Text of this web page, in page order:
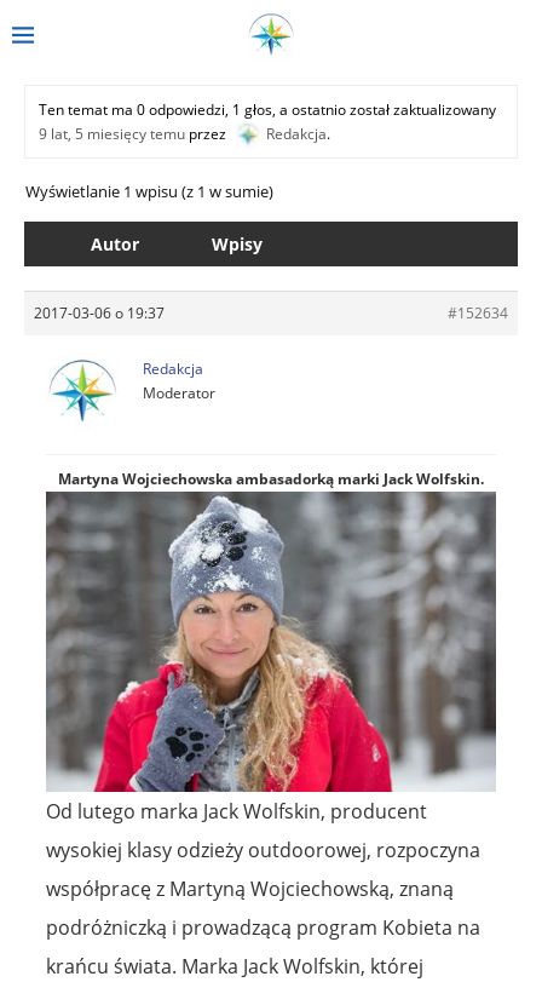
Ten temat ma 0 odpowiedzi, 1 głos, a ostatnio został zaktualizowany
9 lat, 5 miesięcy temu przez Redakcja.
Wyświetlanie 1 wpisu (z 1 w sumie)
Autor Wpisy
2017-03-06 o 19:37 #152634
Redakcja
Moderator
Martyna Wojciechowska ambasadorką marki Jack Wolfskin.
Od lutego marka Jack Wolfskin, producent
wysokiej klasy odzieży outdoorowej, rozpoczyna
współpracę z Martyną Wojciechowską, znaną
podróżniczką i prowadzącą program Kobieta na
krańcu świata. Marka Jack Wolfskin, której